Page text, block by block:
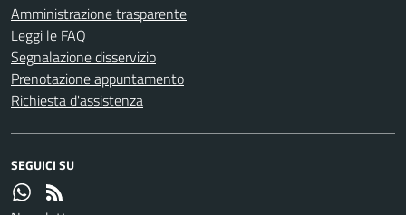
Amministrazione trasparente
Leggi le FAQ
Segnalazione disservizio
Prenotazione appuntamento
Richiesta d'assistenza
SEGUICI SU